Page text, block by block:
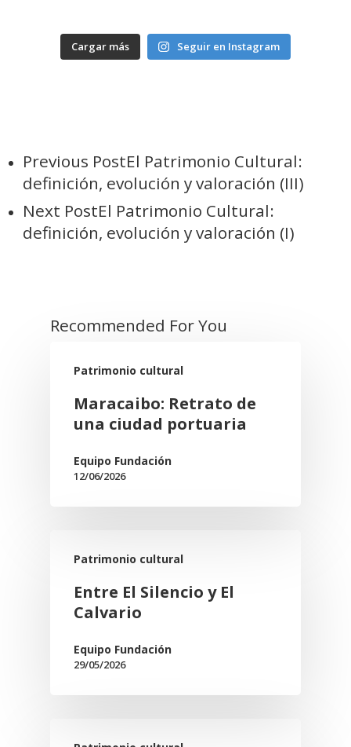
Cargar más Seguir en Instagram
Previous PostEl Patrimonio Cultural:
definición, evolución y valoración (III)
Next PostEl Patrimonio Cultural:
definición, evolución y valoración (I)
Recommended For You
Patrimonio cultural
Maracaibo: Retrato de
una ciudad portuaria
Equipo Fundación
12/06/2026
Patrimonio cultural
Entre El Silencio y El
Calvario
Equipo Fundación
29/05/2026